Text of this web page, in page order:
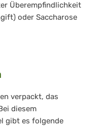
Überempfindlichkeit
oder Saccharose
verpackt, das
diesem
gibt es folgende